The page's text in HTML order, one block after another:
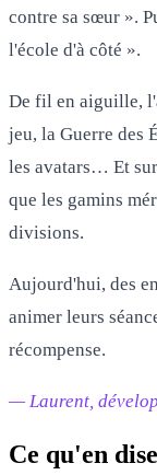
contre sa sœur ».
l'école d'à côté ».
De fil en aiguille,
jeu, la Guerre des
les avatars… Et
que les gamins
divisions.
Aujourd'hui, des
animer leurs
récompense.
— Laurent,
Ce qu'en